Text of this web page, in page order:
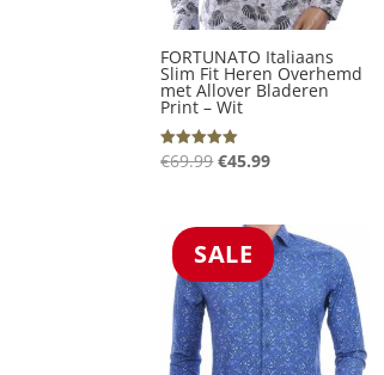
FORTUNATO Italiaans
Slim Fit Heren Overhemd
met Allover Bladeren
Print – Wit
Gewaardeerd
5.00
€69.99Oorspronkelijke
€69.99.
€45.99Huidige
€45.99.
SALE